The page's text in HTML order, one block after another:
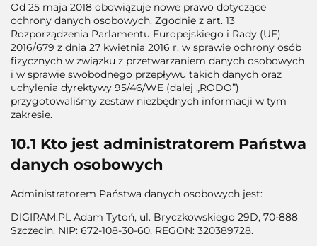
Od 25 maja 2018 obowiązuje nowe prawo dotyczące
ochrony danych osobowych. Zgodnie z art. 13
Rozporządzenia Parlamentu Europejskiego i Rady (UE)
2016/679 z dnia 27 kwietnia 2016 r. w sprawie ochrony osób
fizycznych w związku z przetwarzaniem danych osobowych
i w sprawie swobodnego przepływu takich danych oraz
uchylenia dyrektywy 95/46/WE (dalej „RODO”)
przygotowaliśmy zestaw niezbędnych informacji w tym
zakresie.
10.1 Kto jest administratorem Państwa
danych osobowych
Administratorem Państwa danych osobowych jest:
DIGIRAM.PL Adam Tytoń, ul. Bryczkowskiego 29D, 70-888
Szczecin. NIP: 672-108-30-60, REGON: 320389728.